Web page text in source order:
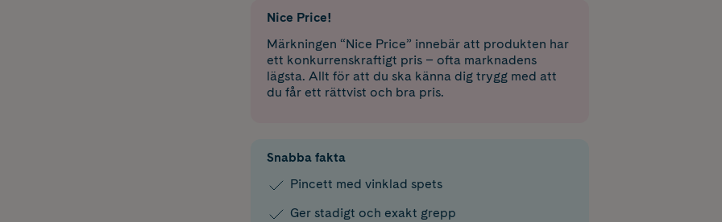
Nice Price!
Märkningen “Nice Price” innebär att produkten har
ett konkurrenskraftigt pris – ofta marknadens
lägsta. Allt för att du ska känna dig trygg med att
du får ett rättvist och bra pris.
Snabba fakta
Pincett med vinklad spets
Ger stadigt och exakt grepp